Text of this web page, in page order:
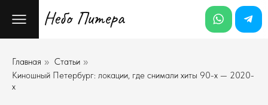
Главная » Статьи »
Киношный Петербург: локации, где снимали хиты 90-х — 2020-
х